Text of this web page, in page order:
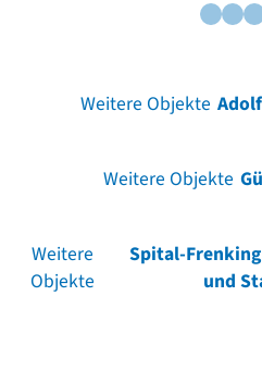
Weitere Objekte
Weitere Objekte
Weitere
Objekte
Spital-
und